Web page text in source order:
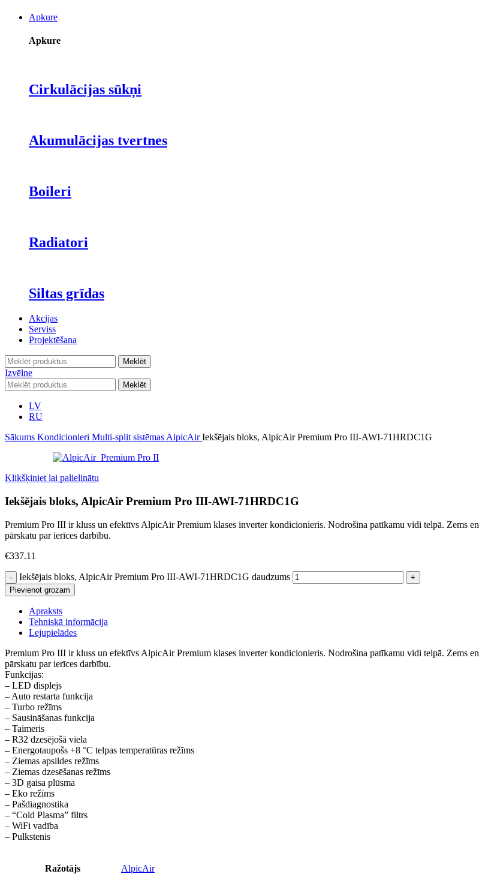
Apkure
Apkure
Cirkulācijas sūkņi
Akumulācijas tvertnes
Boileri
Radiatori
Siltas grīdas
Akcijas
Serviss
Projektēšana
Meklēt
Izvēlne
Meklēt
LV
RU
Sākums Kondicionieri Multi-split sistēmasAlpicAirIekšējais bloks, AlpicAir Premium Pro III-AWI-71HRDC1G
Klikšķiniet lai palielinātu
Iekšējais bloks, AlpicAir Premium Pro III-AWI-71HRDC1G
Premium Pro III ir kluss un efektīvs AlpicAir Premium klases inverter kondicionieris. Nodrošina patīkamu vidi telpā. Zems
pārskatu par ierīces darbību.
€337.11
Iekšējais bloks, AlpicAir Premium Pro III-AWI-71HRDC1G daudzums
Pievienot grozam
Apraksts
Tehniskā informācija
Lejupielādes
Premium Pro III ir kluss un efektīvs AlpicAir Premium klases inverter kondicionieris. Nodrošina patīkamu vidi telpā. Zems
pārskatu par ierīces darbību.
Funkcijas:
– LED displejs
– Auto restarta funkcija
– Turbo režīms
– Sausināšanas funkcija
– Taimeris
– R32 dzesējošā viela
– Energotaupošs +8 °C telpas temperatūras režīms
– Ziemas apsildes režīms
– Ziemas dzesēšanas režīms
– 3D gaisa plūsma
– Eko režīms
– Pašdiagnostika
– “Cold Plasma” filtrs
– WiFi vadība
– Pulkstenis
Ražotājs AlpicAir